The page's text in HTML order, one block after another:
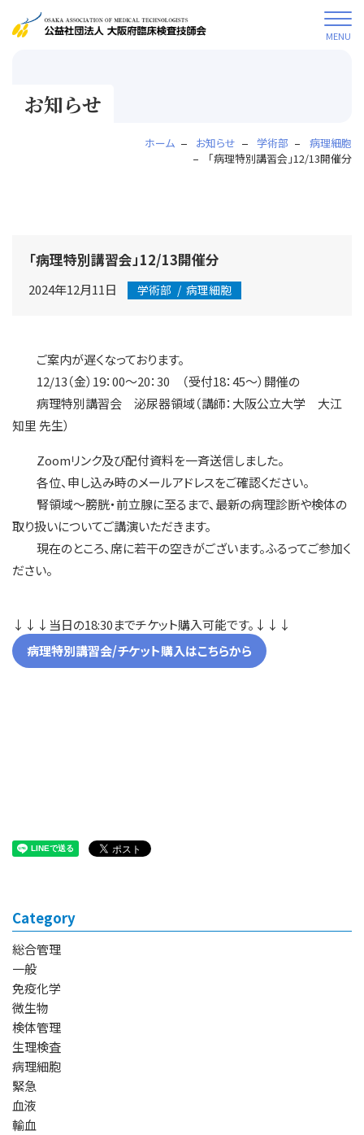
MENU
お知らせ
ホーム お知らせ 学術部
病理細胞
「病理特別講習会」12/13開催分
「病理特別講習会」12/13開催分
2024年12月11日 学術部 病理細胞
ご案内が遅くなっております。
12/13（金）19：00～20：30 （受付18：45～）開催の
病理特別講習会 泌尿器領域（講師：大阪公立大学 大江
知里 先生）
Zoomリンク及び配付資料を一斉送信しました。
各位、申し込み時のメールアドレスをご確認ください。
腎領域～膀胱・前立腺に至るまで、最新の病理診断や検体の
取り扱いについてご講演いただきます。
現在のところ、席に若干の空きがございます。ふるってご参加く
ださい。
↓↓↓当日の18:30までチケット購入可能です。↓↓↓
病理特別講習会/チケット購入はこちらから
Category
総合管理
一般
免疫化学
微生物
検体管理
生理検査
病理細胞
緊急
血液
輸血